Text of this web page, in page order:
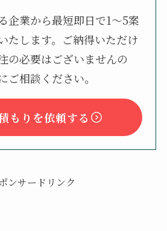
企業から最短即日で1〜5案
たします。ご納得いただけ
の必要はございませんの
ご相談ください。
もりを依頼する
ンサードリンク